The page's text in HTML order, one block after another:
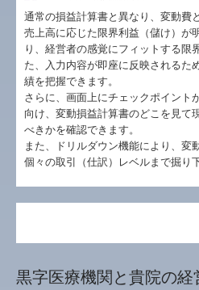
通常の損益計算書と異なり、変動費
売上高に応じた限界利益（儲け）が
り、経営者の感覚にフィットする限
た、入力内容が即座に反映されるた
績を把握できます。
さらに、画面上にチェックポイント
向け、変動損益計算書のどこを見て
べきかを確認できます。
また、ドリルダウン機能により、変
個々の取引（仕訳）レベルまで掘り
黒字医療機関と貴院の経